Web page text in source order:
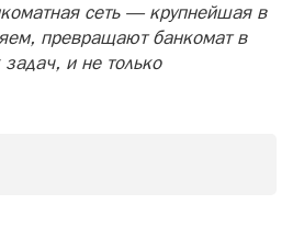
сеть — крупнейшая в
превращают банкомат в
и не только